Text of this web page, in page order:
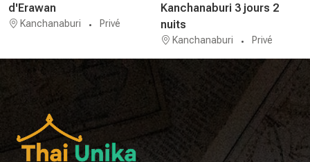
d'Erawan
Kanchanaburi Privé
Kanchanaburi 3 jours 2
nuits
Kanchanaburi Privé